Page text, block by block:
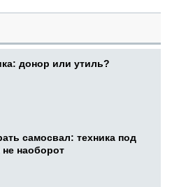
донор или утиль?
самосвал: техника под
не наоборот